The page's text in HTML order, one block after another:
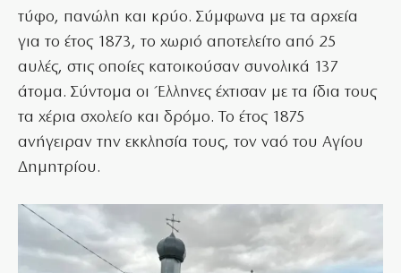
τύφο, πανώλη και κρύο. Σύμφωνα με τα αρχεία
για το έτος 1873, το χωριό αποτελείτο από 25
αυλές, στις οποίες κατοικούσαν συνολικά 137
άτομα. Σύντομα οι Έλληνες έχτισαν με τα ίδια τους
τα χέρια σχολείο και δρόμο. Το έτος 1875
ανήγειραν την εκκλησία τους, τον ναό του Αγίου
Δημητρίου.